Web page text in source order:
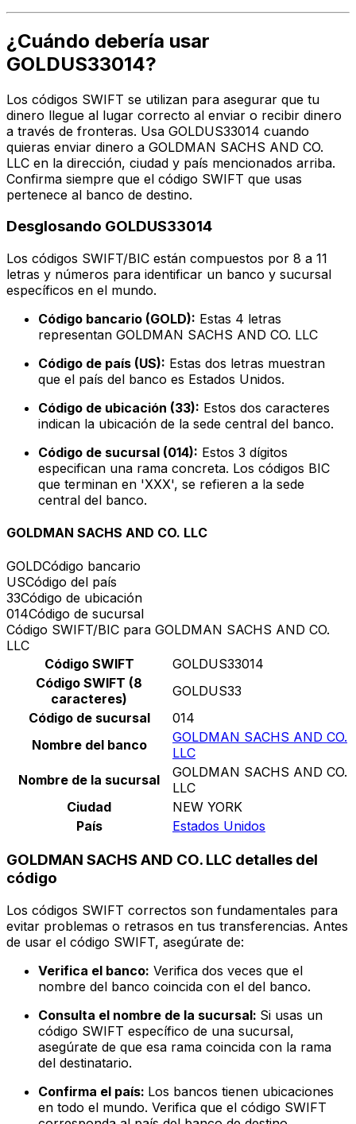
¿Cuándo debería usar
GOLDUS33014?
Los códigos SWIFT se utilizan para asegurar que tu
dinero llegue al lugar correcto al enviar o recibir dinero
a través de fronteras. Usa GOLDUS33014 cuando
quieras enviar dinero a GOLDMAN SACHS AND CO.
LLC en la dirección, ciudad y país mencionados arriba.
Confirma siempre que el código SWIFT que usas
pertenece al banco de destino.
Desglosando GOLDUS33014
Los códigos SWIFT/BIC están compuestos por 8 a 11
letras y números para identificar un banco y sucursal
específicos en el mundo.
Código bancario (GOLD): Estas 4 letras
representan GOLDMAN SACHS AND CO. LLC
Código de país (US): Estas dos letras muestran
que el país del banco es Estados Unidos.
Código de ubicación (33): Estos dos caracteres
indican la ubicación de la sede central del banco.
Código de sucursal (014): Estos 3 dígitos
especifican una rama concreta. Los códigos BIC
que terminan en 'XXX', se refieren a la sede
central del banco.
GOLDMAN SACHS AND CO. LLC
GOLDCódigo bancario
USCódigo del país
33Código de ubicación
014Código de sucursal
Código SWIFT/BIC para GOLDMAN SACHS AND CO.
LLC
Código SWIFT
GOLDUS33014
Código SWIFT (8
caracteres)
GOLDUS33
Código de sucursal
014
Nombre del banco
GOLDMAN SACHS AND CO.
LLC
Nombre de la sucursal
GOLDMAN SACHS AND CO.
LLC
Ciudad
NEW YORK
País
Estados Unidos
GOLDMAN SACHS AND CO. LLC detalles del
código
Los códigos SWIFT correctos son fundamentales para
evitar problemas o retrasos en tus transferencias. Antes
de usar el código SWIFT, asegúrate de:
Verifica el banco: Verifica dos veces que el
nombre del banco coincida con el del banco.
Consulta el nombre de la sucursal: Si usas un
código SWIFT específico de una sucursal,
asegúrate de que esa rama coincida con la rama
del destinatario.
Confirma el país: Los bancos tienen ubicaciones
en todo el mundo. Verifica que el código SWIFT